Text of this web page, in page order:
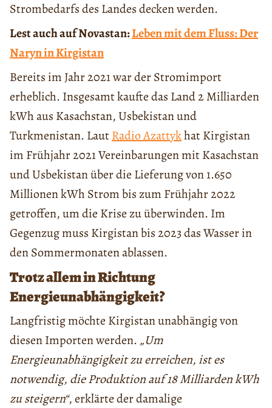
Strombedarfs des Landes decken werden.
Lest auch auf Novastan:Leben mit dem Fluss: Der
Naryn in Kirgistan
Bereits im Jahr 2021 war der Stromimport
erheblich. Insgesamt kaufte das Land 2 Milliarden
kWh aus Kasachstan, Usbekistan und
Turkmenistan. LautRadio Azattykhat Kirgistan
im Frühjahr 2021 Vereinbarungen mit Kasachstan
und Usbekistan über die Lieferung von 1.650
Millionen kWh Strom bis zum Frühjahr 2022
getroffen, um die Krise zu überwinden. Im
Gegenzug muss Kirgistan bis 2023 das Wasser in
den Sommermonaten ablassen.
Trotz allem in Richtung
Energieunabhängigkeit?
Langfristig möchte Kirgistan unabhängig von
diesen Importen werden. „Um
Energieunabhängigkeit zu erreichen, ist es
notwendig, die Produktion auf 18 Milliarden kWh
zu steigern“, erklärte der damalige